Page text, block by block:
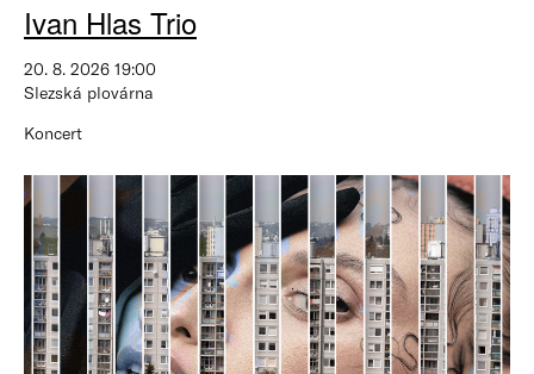
Ivan Hlas Trio
20. 8. 2026 19:00
Slezská plovárna
Koncert